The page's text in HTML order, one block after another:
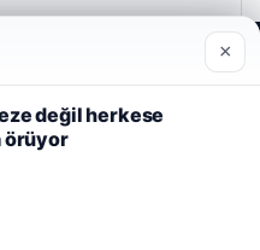
iyi anlayabilmek,
amacıyla çerezler
×
değil herkese
örüyor